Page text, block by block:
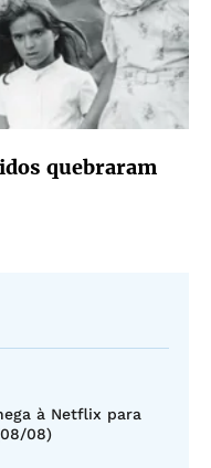
quebraram
à Netflix para
08)